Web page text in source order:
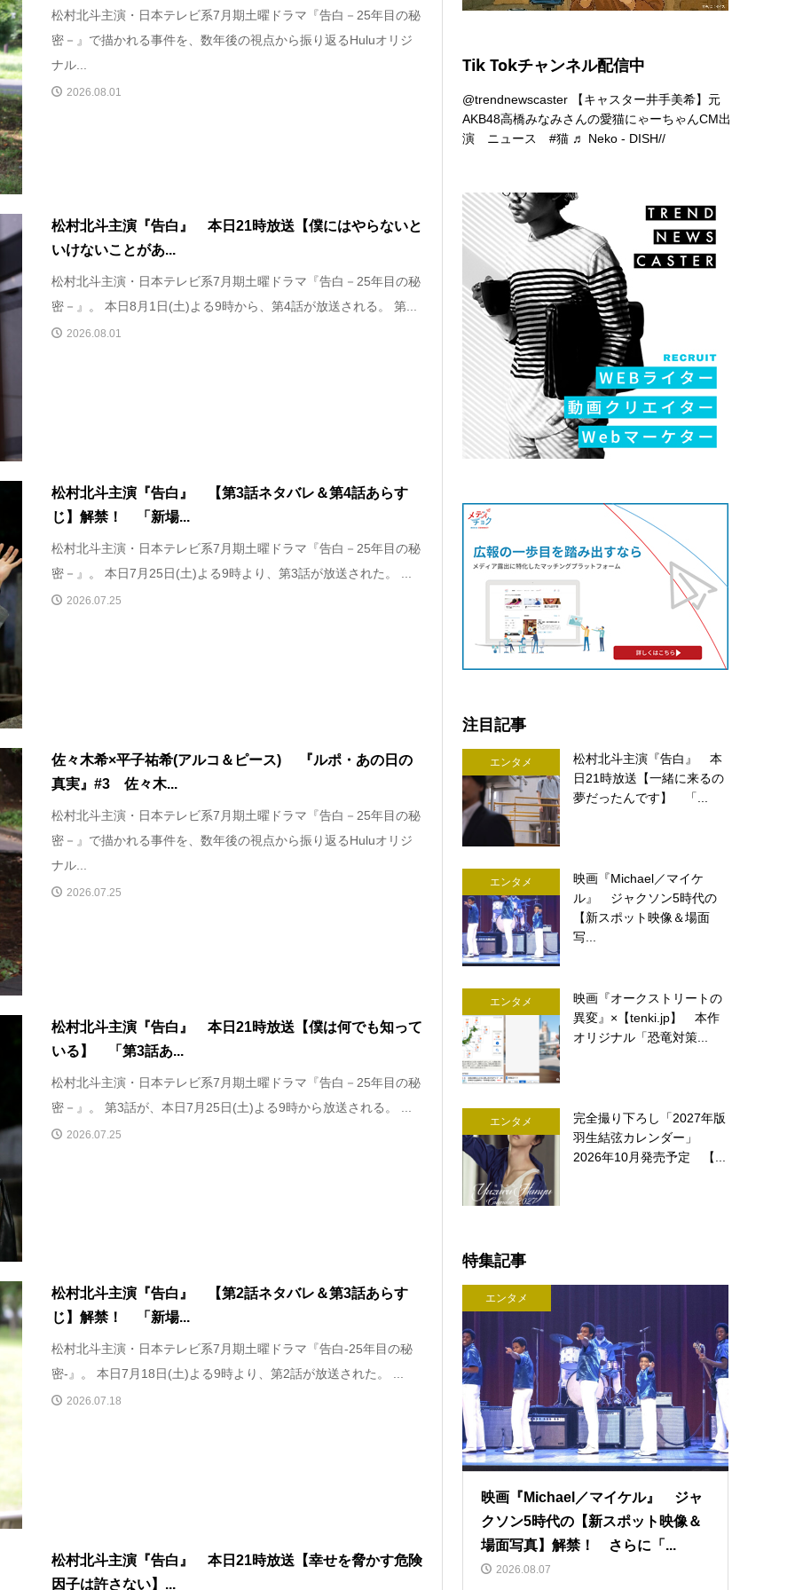
松村北斗主演・日本テレビ系7月期土曜ドラマ『告白－25年目の秘
密－』で描かれる事件を、数年後の視点から振り返るHuluオリジ
ナル...
2026.08.01
松村北斗主演『告白』 本日21時放送【僕にはやらないと
いけないことがあ...
松村北斗主演・日本テレビ系7月期土曜ドラマ『告白－25年目の秘
密－』。 本日8月1日(土)よる9時から、第4話が放送される。 第...
2026.08.01
松村北斗主演『告白』 【第3話ネタバレ＆第4話あらす
じ】解禁！ 「新場...
松村北斗主演・日本テレビ系7月期土曜ドラマ『告白－25年目の秘
密－』。 本日7月25日(土)よる9時より、第3話が放送された。 ...
2026.07.25
佐々木希×平子祐希(アルコ＆ピース) 『ルポ・あの日の
真実』#3 佐々木...
松村北斗主演・日本テレビ系7月期土曜ドラマ『告白－25年目の秘
密－』で描かれる事件を、数年後の視点から振り返るHuluオリジ
ナル...
2026.07.25
松村北斗主演『告白』 本日21時放送【僕は何でも知って
いる】 「第3話あ...
松村北斗主演・日本テレビ系7月期土曜ドラマ『告白－25年目の秘
密－』。 第3話が、本日7月25日(土)よる9時から放送される。 ...
2026.07.25
松村北斗主演『告白』 【第2話ネタバレ＆第3話あらす
じ】解禁！ 「新場...
松村北斗主演・日本テレビ系7月期土曜ドラマ『告白-25年目の秘
密-』。 本日7月18日(土)よる9時より、第2話が放送された。 ...
2026.07.18
松村北斗主演『告白』 本日21時放送【幸せを脅かす危険
因子は許さない】...
Tik Tokチャンネル配信中
@trendnewscaster 【キャスター井手美希】元
AKB48高橋みなみさんの愛猫にゃーちゃんCM出
演 ニュース#猫 ♬ Neko - DISH//
注目記事
エンタメ
松村北斗主演『告白』 本
日21時放送【一緒に来るの
夢だったんです】 「...
エンタメ
映画『Michael／マイケ
ル』 ジャクソン5時代の
【新スポット映像＆場面
写...
エンタメ
映画『オークストリートの
異変』×【tenki.jp】 本作
オリジナル「恐竜対策...
エンタメ
完全撮り下ろし「2027年版
羽生結弦カレンダー」
2026年10月発売予定 【...
特集記事
エンタメ
映画『Michael／マイケル』 ジャ
クソン5時代の【新スポット映像＆
場面写真】解禁！ さらに「...
2026.08.07